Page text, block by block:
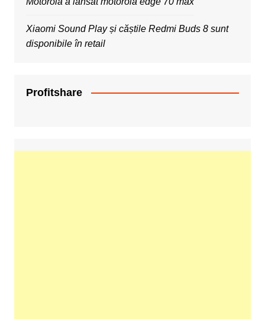
Xiaomi Sound Play și căștile Redmi Buds 8 sunt
disponibile în retail
Profitshare